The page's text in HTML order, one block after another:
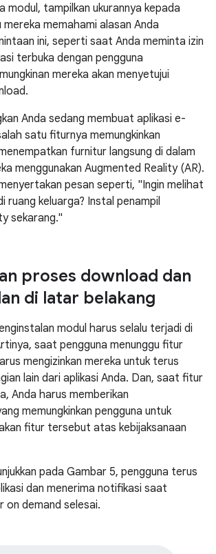
modul, tampilkan ukurannya kepada
memahami alasan Anda
ini, seperti saat Anda meminta izin
terbuka dengan pengguna
mereka akan menyetujui
Anda sedang membuat aplikasi e-
satu fiturnya memungkinkan
furnitur langsung di dalam
menggunakan Augmented Reality (AR).
pesan seperti, "Ingin melihat
ruang keluarga? Instal penampil
sekarang."
proses download dan
di latar belakang
modul harus selalu terjadi di
saat pengguna menunggu fitur
mengizinkan mereka untuk terus
lain dari aplikasi Anda. Dan, saat fitur
Anda harus memberikan
memungkinkan pengguna untuk
fitur tersebut atas kebijaksanaan
pada Gambar 5, pengguna terus
dan menerima notifikasi saat
on demand selesai.